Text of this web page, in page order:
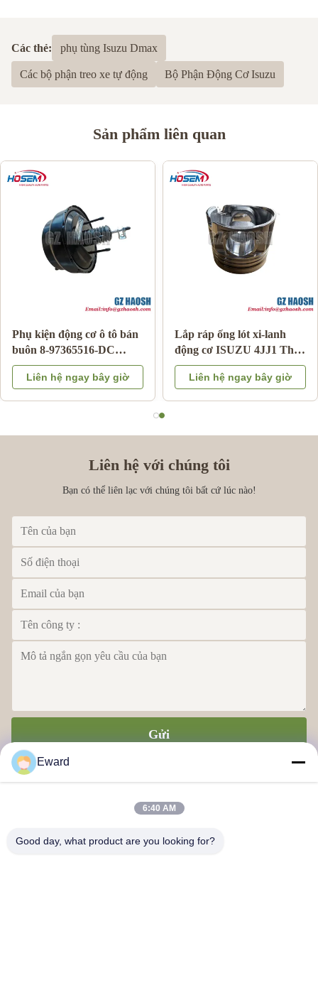
Các thẻ: phụ tùng Isuzu Dmax
Các bộ phận treo xe tự động Bộ Phận Động Cơ Isuzu
Sản phẩm liên quan
Phụ kiện động cơ ô tô bán
buôn 8-97365516-DC
phanh tăng cường cho
Isuzu DMAX 03-06
Liên hệ ngay bây giờ
Lắp ráp ống lót xi-lanh
động cơ ISUZU 4JJ1 Thay
thế OEM Bảo hành 3
tháng
Liên hệ ngay bây giờ
Liên hệ với chúng tôi
Bạn có thể liên lạc với chúng tôi bất cứ lúc nào!
Gửi
Eward
6:40 AM
Good day, what product are you looking for?